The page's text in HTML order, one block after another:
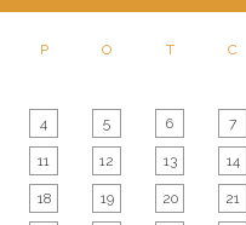
P O T C
4 5 6 7
11 12 13 14
18 19 20 21